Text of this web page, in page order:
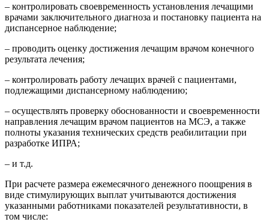
– контролировать своевременность установления лечащими
врачами заключительного диагноза и постановку пациента на
диспансерное наблюдение;
– проводить оценку достижения лечащим врачом конечного
результата лечения;
– контролировать работу лечащих врачей с пациентами,
подлежащими диспансерному наблюдению;
– осуществлять проверку обоснованности и своевременности
направления лечащим врачом пациентов на МСЭ, а также
полноты указания технических средств реабилитации при
разработке ИПРА;
– и т.д.
При расчете размера ежемесячного денежного поощрения в
виде стимулирующих выплат учитываются достижения
указанными работниками показателей результативности, в
том числе: